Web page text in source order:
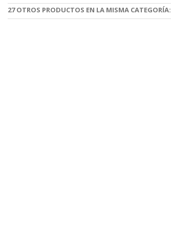
27 OTROS PRODUCTOS EN LA MISMA CATEGORÍA: